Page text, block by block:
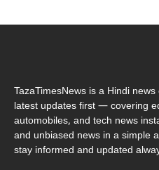
TazaTimesNews is a Hindi
latest updates first — covering
automobiles, and tech news
and unbiased news in a simple
stay informed and updated